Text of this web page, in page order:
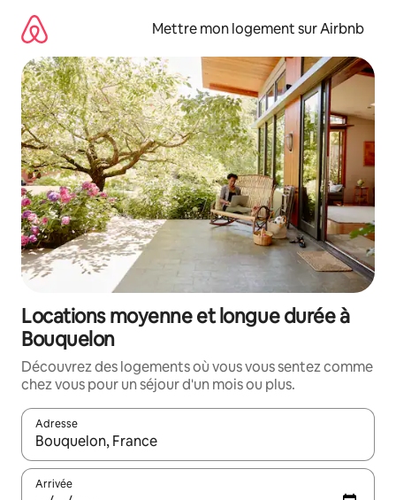
directement
contenu
Mettre mon logement sur Airbnb
Locations moyenne et longue durée à
Bouquelon
Découvrez des logements où vous vous sentez comme
chez vous pour un séjour d'un mois ou plus.
Adresse
Lorsque les résultats s'affichent, utilisez les flèches vers le
Arrivée